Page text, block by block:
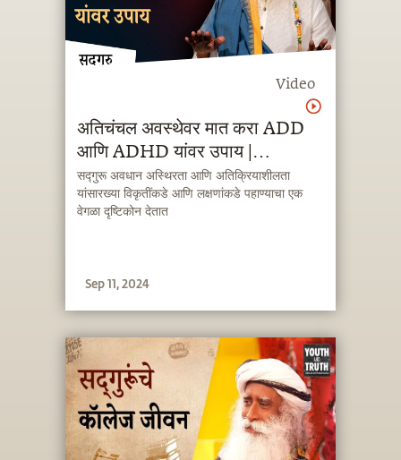
Video
अतिचंचल अवस्थेवर मात करा ADD
आणि ADHD यांवर उपाय |
Increase #Focus |
Overcoming Attention
Deficiency
सद्गुरू अवधान अस्थिरता आणि अतिक्रियाशीलता
यांसारख्या विकृतींकडे आणि लक्षणांकडे पहाण्याचा एक
वेगळा दृष्टिकोन देतात
Sep 11, 2024